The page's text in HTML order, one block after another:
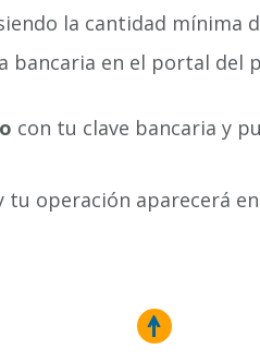
la cantidad mínima
en el portal del
con tu clave bancaria y
tu operación aparecerá